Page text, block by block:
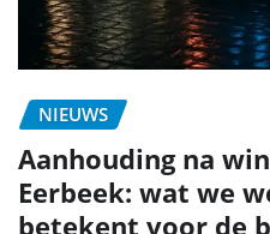
NIEUWS
Aanhouding na
Eerbeek: wat we
betekent voor de